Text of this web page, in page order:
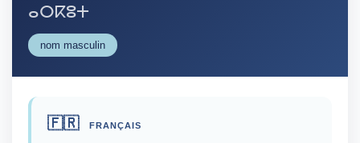
ⴰⵔⴽⵓⵜ
nom masculin
🇫🇷 FRANÇAIS